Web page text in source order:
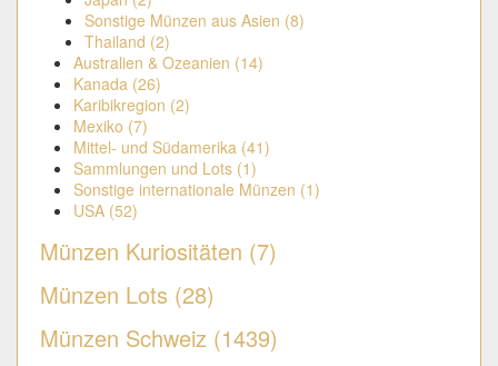
Sonstige Münzen aus Asien (8)
Thailand (2)
Australien & Ozeanien (14)
Kanada (26)
Karibikregion (2)
Mexiko (7)
Mittel- und Südamerika (41)
Sammlungen und Lots (1)
Sonstige internationale Münzen (1)
USA (52)
Münzen Kuriositäten (7)
Münzen Lots (28)
Münzen Schweiz (1439)